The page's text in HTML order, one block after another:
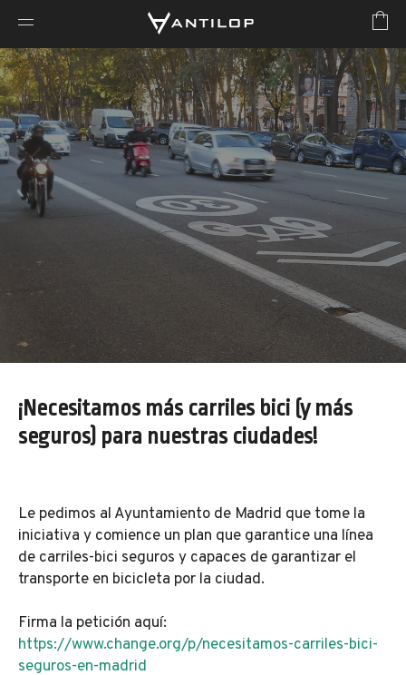
¡Necesitamos más carriles bici (y más
seguros) para nuestras ciudades!
Le pedimos al Ayuntamiento de Madrid que tome la
iniciativa y comience un plan que garantice una línea
de carriles-bici seguros y capaces de garantizar el
transporte en bicicleta por la ciudad.
Firma la petición aquí:
https://www.change.org/p/necesitamos-carriles-bici-
seguros-en-madrid